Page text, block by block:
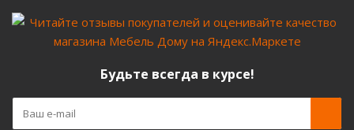
Будьте всегда в курсе!